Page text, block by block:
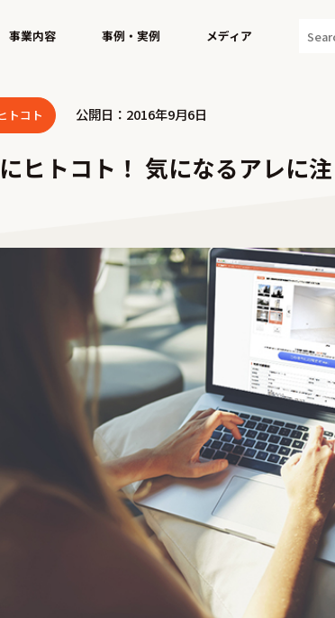
事業内容 事例・実例 メディア
トコト 公開日：2016年9月6日
ヒトコト！ 気になるアレに